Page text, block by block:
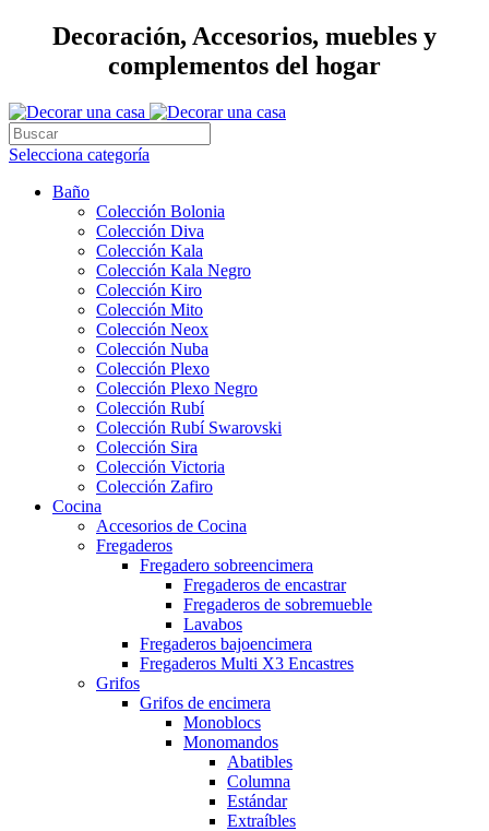
Decoración, Accesorios, muebles y
complementos del hogar
Selecciona categoría
Baño
Colección Bolonia
Colección Diva
Colección Kala
Colección Kala Negro
Colección Kiro
Colección Mito
Colección Neox
Colección Nuba
Colección Plexo
Colección Plexo Negro
Colección Rubí
Colección Rubí Swarovski
Colección Sira
Colección Victoria
Colección Zafiro
Cocina
Accesorios de Cocina
Fregaderos
Fregadero sobreencimera
Fregaderos de encastrar
Fregaderos de sobremueble
Lavabos
Fregaderos bajoencimera
Fregaderos Multi X3 Encastres
Grifos
Grifos de encimera
Monoblocs
Monomandos
Abatibles
Columna
Estándar
Extraíbles